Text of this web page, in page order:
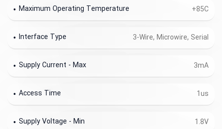
+85C
Maximum Operating Temperature
3-Wire, Microwire, Serial
Interface Type
3mA
Supply Current - Max
1us
Access Time
1.8V
Supply Voltage - Min